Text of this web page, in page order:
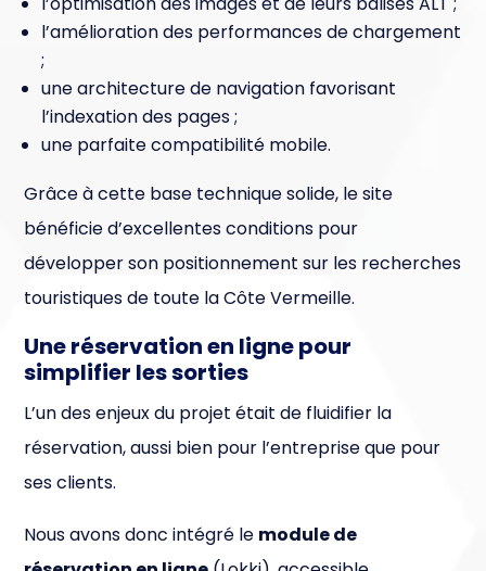
l’amélioration des performances de chargement
;
une architecture de navigation favorisant
l’indexation des pages ;
une parfaite compatibilité mobile.
Grâce à cette base technique solide, le site
bénéficie d’excellentes conditions pour
développer son positionnement sur les recherches
touristiques de toute la Côte Vermeille.
Une réservation en ligne pour
simplifier les sorties
L’un des enjeux du projet était de fluidifier la
réservation, aussi bien pour l’entreprise que pour
ses clients.
Nous avons donc intégré le module de